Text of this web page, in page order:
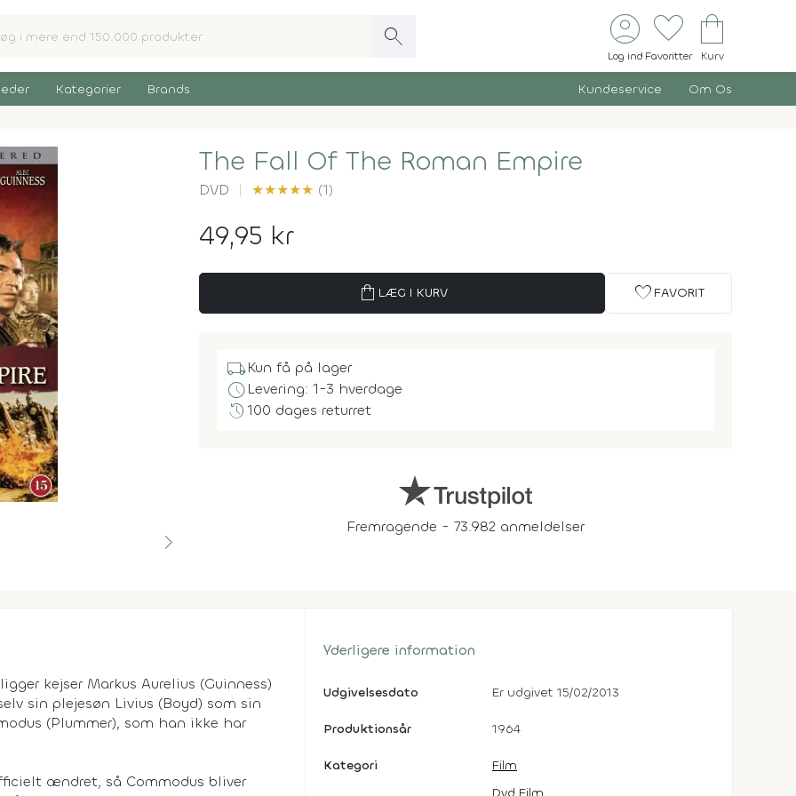
search account_circle
Log ind
favorite
Favoritter
shopping_bag
Kurv
Kategorier Brands Kundeservice Om Os
The Fall Of The Roman Empire
DVD ★★★★★ (1)
49,95 kr
shopping_bag LÆG I KURV favorite FAVORIT
local_shippingKun få på lager
scheduleLevering: 1-3 hverdage
history100 dages returret
Fremragende - 73.982 anmeldelser
kejser Markus Aurelius (Guinness)
sin plejesøn Livius (Boyd) som sin
(Plummer), som han ikke har
ændret, så Commodus bliver
Yderligere information
Udgivelsesdato Er udgivet 15/02/2013
Produktionsår 1964
Kategori
Film